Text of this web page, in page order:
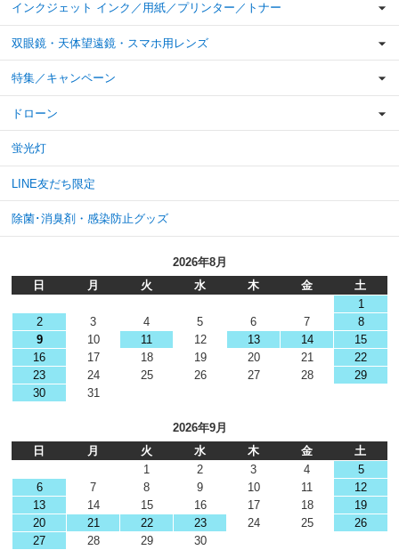
インクジェット インク／用紙／プリンター／トナー
双眼鏡・天体望遠鏡・スマホ用レンズ
特集／キャンペーン
ドローン
蛍光灯
LINE友だち限定
除菌･消臭剤・感染防止グッズ
2026年8月
日
月 火 水 木 金
土
1
2
3 4 5 6 7
8
9
10 11 12 13 14
15
16
17 18 19 20 21
22
23
24 25 26 27 28
29
30
31
2026年9月
日
月 火 水 木 金
土
1
2 3 4
5
6
7 8 9 10 11
12
13
14 15 16 17 18
19
20
21 22 23 24 25
26
27
28 29 30